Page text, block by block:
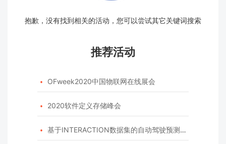
抱歉，没有找到相关的活动，您可以尝试其它关键词搜索
推荐活动
 OFweek2020中国物联网在线展会
 2020软件定义存储峰会
 基于INTERACTION数据集的自动驾驶预测模型挑战赛